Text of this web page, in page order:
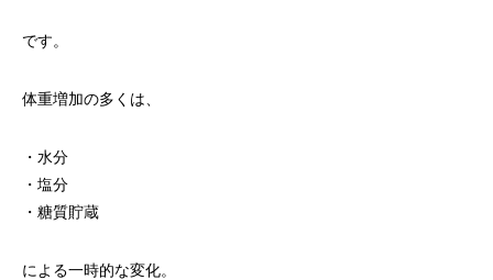
です。
体重増加の多くは、
・水分
・塩分
・糖質貯蔵
による一時的な変化。